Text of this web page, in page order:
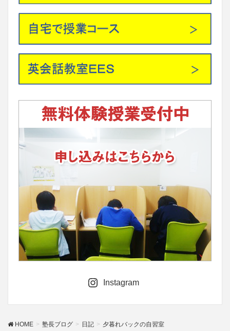
Instagram
HOME 塾長ブログ 日記 夕暮れバックの自習室